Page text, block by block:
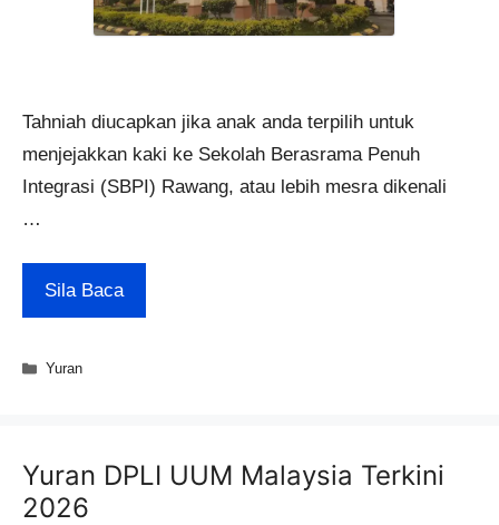
Tahniah diucapkan jika anak anda terpilih untuk
menjejakkan kaki ke Sekolah Berasrama Penuh
Integrasi (SBPI) Rawang, atau lebih mesra dikenali
…
Sila Baca
Categories
Yuran
Yuran DPLI UUM Malaysia Terkini
2026